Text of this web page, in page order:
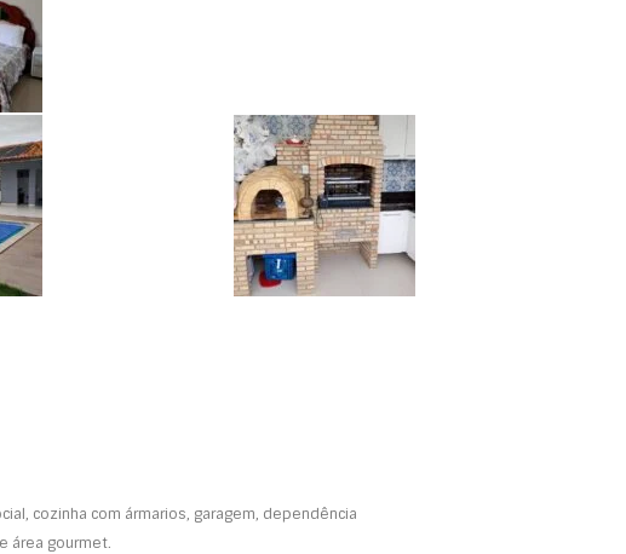
cozinha com ármarios, garagem, dependência
área gourmet.